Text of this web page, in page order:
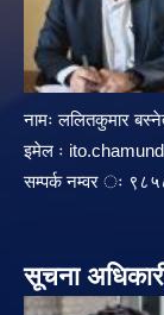
नामः ललितकुमार
इमेल ः
सम्पर्क नम्वर ः
सूचना